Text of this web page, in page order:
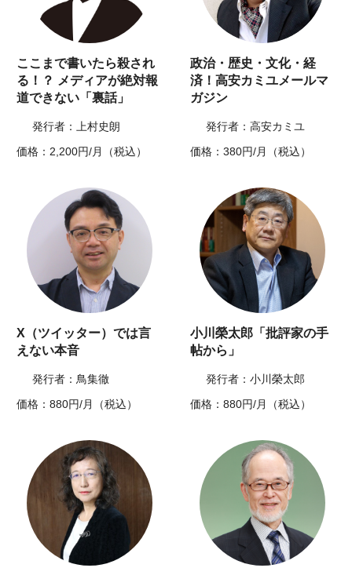
ここまで書いたら殺され
る！？ メディアが絶対報
道できない「裏話」
発行者：上村史朗
価格：2,200円/月（税込）
政治・歴史・文化・経
済！高安カミユメールマ
ガジン
発行者：高安カミユ
価格：380円/月（税込）
X（ツイッター）では言
えない本音
発行者：鳥集徹
価格：880円/月（税込）
小川榮太郎「批評家の手
帖から」
発行者：小川榮太郎
価格：880円/月（税込）